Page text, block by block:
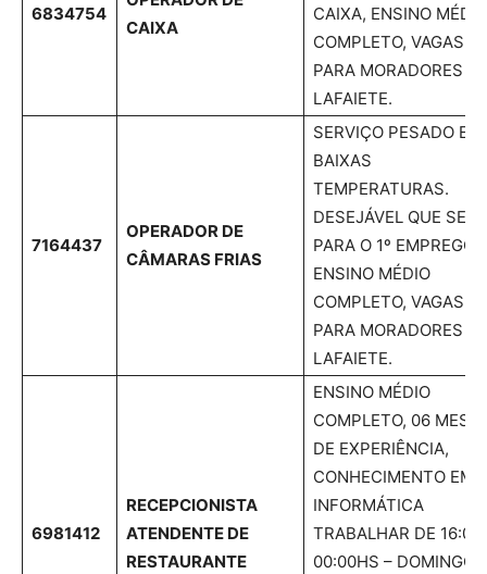
6834754
CAIXA
CAIXA, ENSINO MÉDIO
COMPLETO, VAGAS
PARA MORADORES
LAFAIETE.
7164437
OPERADOR DE
CÂMARAS FRIAS
SERVIÇO PESADO E
BAIXAS
TEMPERATURAS.
DESEJÁVEL QUE SEJA
PARA O 1º EMPREGO.
ENSINO MÉDIO
COMPLETO, VAGAS
PARA MORADORES
LAFAIETE.
6981412
RECEPCIONISTA
ATENDENTE DE
RESTAURANTE
ENSINO MÉDIO
COMPLETO, 06
DE EXPERIÊNCIA,
CONHECIMENTO EM
INFORMÁTICA
TRABALHAR DE 16:00
00:00HS – DOMINGO